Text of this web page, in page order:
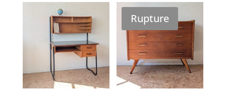
Rupture